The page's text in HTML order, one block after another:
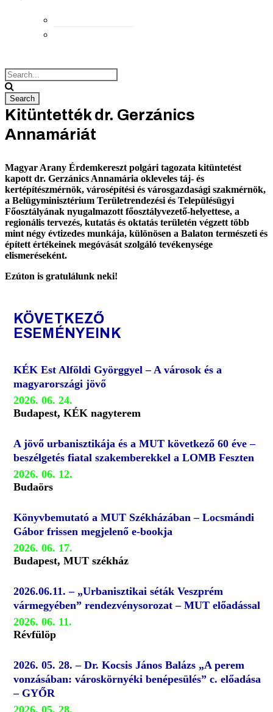
Kitüntették dr. Gerzánics
Annamáriát
Magyar Arany Érdemkereszt polgári tagozata kitüntetést
kapott dr. Gerzánics Annamária okleveles táj- és
kertépítészmérnök, városépítési és városgazdasági szakmérnök,
a Belügyminisztérium Területrendezési és Településügyi
Főosztályának nyugalmazott főosztályvezető-helyettese, a
regionális tervezés, kutatás és oktatás területén végzett több
mint négy évtizedes munkája, különösen a Balaton természeti és
épített értékeinek megóvását szolgáló tevékenysége
elismeréseként.
Ezúton is gratulálunk neki!
KÖVETKEZŐ
ESEMÉNYEINK
KÉK Est Alföldi Györggyel – A városok és a
magyarországi jövő
2026. 06. 24.
Budapest, KÉK nagyterem
A jövő urbanisztikája és a MUT következő 60 éve –
beszélgetés fiatal szakemberekkel a LOMB Feszten
2026. 06. 12.
Budaörs
Könyvbemutató a MUT Székházában – Locsmándi
Gábor frissen megjelenő e-bookja
2026. 06. 17.
Budapest, MUT székház
2026.06.11. – „Urbanisztikai séták Veszprém
vármegyében” rendezvénysorozat – MUT előadással
2026. 06. 11.
Révfülöp
2026. 05. 28. – Dr. Kocsis János Balázs „A perem
vonzásában: városkörnyéki benépesülés” c. előadása
– GYŐR
2026. 05. 28.